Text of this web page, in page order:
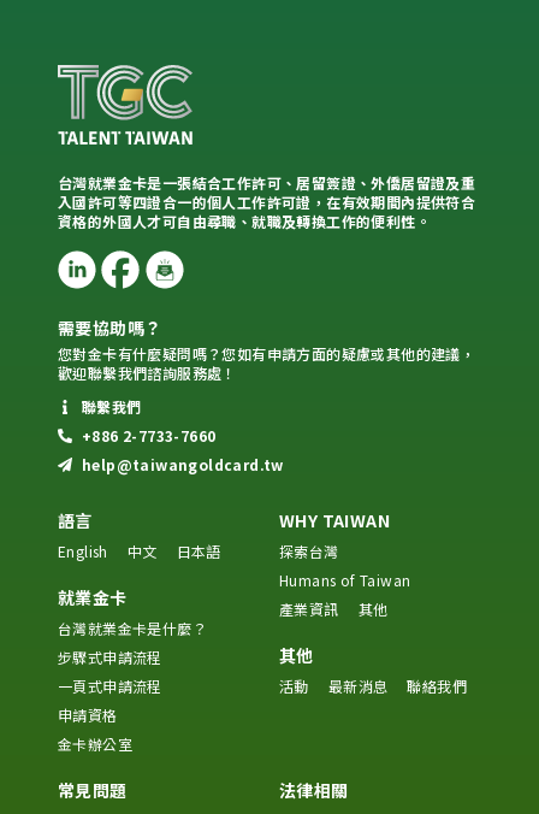
台灣就業金卡是一張結合工作許可、居留簽證、外僑居留證及重
入國許可等四證合一的個人工作許可證，在有效期間內提供符合
資格的外國人才可自由尋職、就職及轉換工作的便利性。
需要協助嗎？
您對金卡有什麼疑問嗎？您如有申請方面的疑慮或其他的建議，
歡迎聯繫我們諮詢服務處！
聯繫我們
+886 2-7733-7660
help@taiwangoldcard.tw
語言
English 中文 日本語
就業金卡
台灣就業金卡是什麼？
步驟式申請流程
一頁式申請流程
申請資格
金卡辦公室
WHY TAIWAN
探索台灣
Humans of Taiwan
產業資訊
其他
其他
活動 最新消息 聯絡我們
常見問題 法律相關